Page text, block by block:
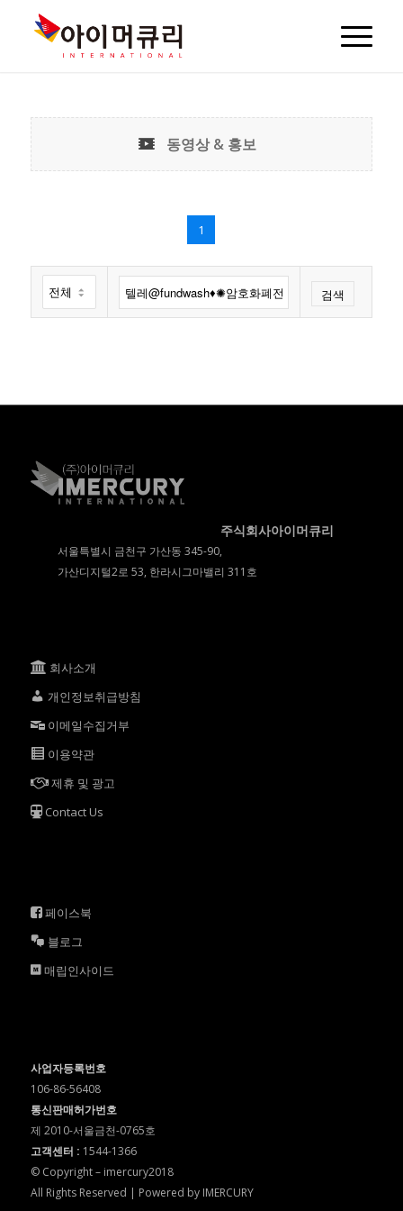
동영상 & 홍보
1
검색
주식회사아이머큐리
서울특별시 금천구 가산동 345-90,
가산디지털2로 53, 한라시그마밸리 311호
회사소개
개인정보취급방침
이메일수집거부
이용약관
제휴 및 광고
Contact Us
페이스북
블로그
매립인사이드
사업자등록번호
106-86-56408
통신판매허가번호
제 2010-서울금천-0765호
고객센터 : 1544-1366
© Copyright – imercury2018
All Rights Reserved | Powered by IMERCURY